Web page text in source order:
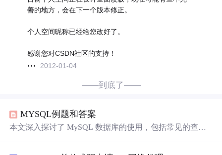
善的地方，会在下一个版本修正。
个人空间昵称已经给您改好了。
感谢您对CSDN社区的支持！
2012-01-04
——到底了——
MYSQL例题和答案
本文深入探讨了 MySQL 数据库的使用，包括常见的查询